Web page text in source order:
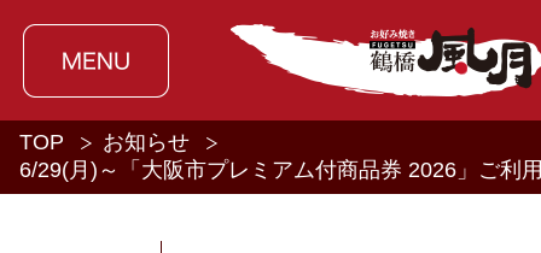
TOP
お知らせ
6/29(月)～「大阪市プレミアム付商品券 2026」ご利